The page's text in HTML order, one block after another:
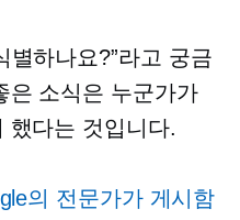
별하나요?”라고 궁금
은 소식은 누군가가
했다는 것입니다.
의 전문가가 게시함